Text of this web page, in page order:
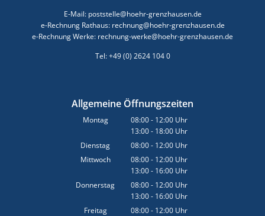
E-Mail: poststelle@hoehr-grenzhausen.de
e-Rechnung Rathaus: rechnung@hoehr-grenzhausen.de
e-Rechnung Werke: rechnung-werke@hoehr-grenzhausen.de
Tel: +49 (0) 2624 104 0
Allgemeine Öffnungszeiten
Montag 08:00- 12:00 Uhr
Von 08:00 bis 12:00 Uhr
13:00- 18:00 Uhr
Von 13:00 bis 18:00 Uhr
Dienstag 08:00- 12:00 Uhr
Von 08:00 bis 12:00 Uhr
Mittwoch 08:00- 12:00 Uhr
Von 08:00 bis 12:00 Uhr
13:00- 16:00 Uhr
Von 13:00 bis 16:00 Uhr
Donnerstag 08:00- 12:00 Uhr
Von 08:00 bis 12:00 Uhr
13:00- 16:00 Uhr
Von 13:00 bis 16:00 Uhr
Freitag 08:00- 12:00 Uhr